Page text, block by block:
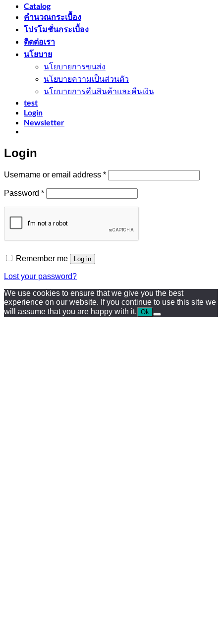
Catalog
คำนวณกระเบื้อง
โปรโมชั่นกระเบื้อง
ติดต่อเรา
นโยบาย
นโยบายการขนส่ง
นโยบายความเป็นส่วนตัว
นโยบายการคืนสินค้าและคืนเงิน
test
Login
Newsletter
Login
Username or email address *Required
Password *Required
Remember me Log in
Lost your password?
We use cookies to ensure that we give you the best
experience on our website. If you continue to use this site we
will assume that you are happy with it. Ok